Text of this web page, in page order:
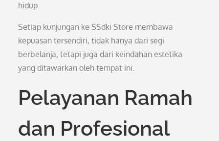
hidup.
Setiap kunjungan ke SSdki Store membawa
kepuasan tersendiri, tidak hanya dari segi
berbelanja, tetapi juga dari keindahan estetika
yang ditawarkan oleh tempat ini.
Pelayanan Ramah
dan Profesional